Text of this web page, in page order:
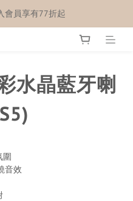
會員享有77折起
水晶藍牙喇
圍
音效